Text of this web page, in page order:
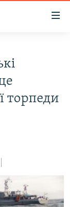
торпеди